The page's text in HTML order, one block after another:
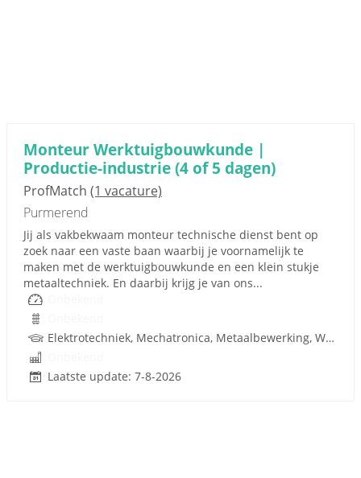
Monteur Werktuigbouwkunde |
Productie-industrie (4 of 5 dagen)
ProfMatch (1 vacature)
Purmerend
Jij als vakbekwaam monteur technische dienst bent op
zoek naar een vaste baan waarbij je voornamelijk te
maken met de werktuigbouwkunde en een klein stukje
metaaltechniek. En daarbij krijg je van ons...
Elektrotechniek, Mechatronica, Metaalbewerking, Werktuigbouwkunde, Metaal, Techniek
Laatste update: 7-8-2026